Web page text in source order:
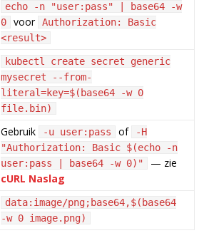
echo -n "user:pass" | base64 -w
0
voor Authorization: Basic
<result>
kubectl create secret generic
mysecret --from-
literal=key=$(base64 -w 0
file.bin)
Gebruik -u user:pass of
-H
"Authorization: Basic $(echo -n
user:pass | base64 -w 0)"
— zie
cURL Naslag
data:image/png;base64,$(base64
-w 0 image.png)